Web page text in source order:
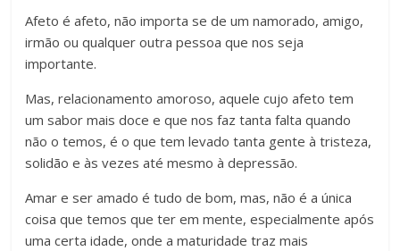
Afeto é afeto, não importa se de um namorado, amigo,
irmão ou qualquer outra pessoa que nos seja
importante.
Mas, relacionamento amoroso, aquele cujo afeto tem
um sabor mais doce e que nos faz tanta falta quando
não o temos, é o que tem levado tanta gente à tristeza,
solidão e às vezes até mesmo à depressão.
Amar e ser amado é tudo de bom, mas, não é a única
coisa que temos que ter em mente, especialmente após
uma certa idade, onde a maturidade traz mais